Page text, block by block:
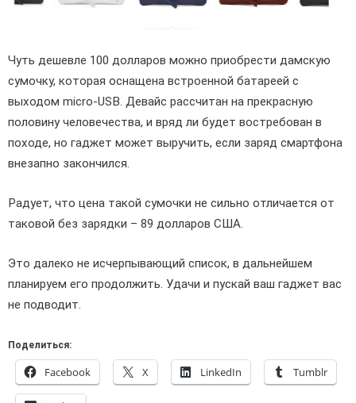
Чуть дешевле 100 долларов можно приобрести дамскую
сумочку, которая оснащена встроенной батареей с
выходом micro-USB. Девайс рассчитан на прекрасную
половину человечества, и вряд ли будет востребован в
походе, но гаджет может выручить, если заряд смартфона
внезапно закончился.
Радует, что цена такой сумочки не сильно отличается от
таковой без зарядки – 89 долларов США.
Это далеко не исчерпывающий список, в дальнейшем
планируем его продолжить. Удачи и пускай ваш гаджет вас
не подводит.
Поделиться:
Facebook X LinkedIn Tumblr